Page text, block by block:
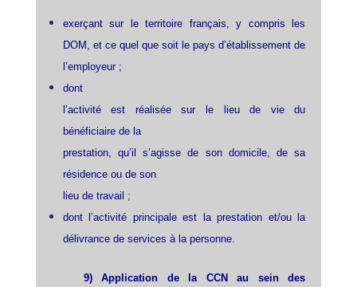
exerçant sur le territoire français, y compris les
DOM, et ce quel que soit le pays d’établissement de
l’employeur ;
dont
l’activité est réalisée sur le lieu de vie du
bénéficiaire de la
prestation, qu’il s’agisse de son domicile, de sa
résidence ou de son
lieu de travail ;
dont l’activité principale est la prestation et/ou la
délivrance de services à la personne.
9) Application de la CCN au sein des